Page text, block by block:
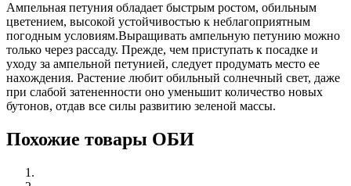
Ампельная петуния обладает быстрым ростом, обильным
цветением, высокой устойчивостью к неблагоприятным
погодным условиям.Выращивать ампельную петунию можно
только через рассаду. Прежде, чем приступать к посадке и
уходу за ампельной петунией, следует продумать место ее
нахождения. Растение любит обильный солнечный свет, даже
при слабой затененности оно уменьшит количество новых
бутонов, отдав все силы развитию зеленой массы.
Похожие товары ОБИ